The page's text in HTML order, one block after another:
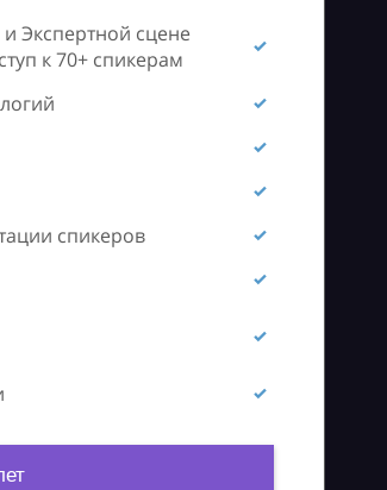
Экспертной сцене
к 70+ спикерам
спикеров